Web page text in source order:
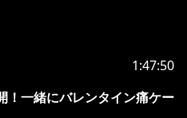
1:47:50
！一緒にバレンタイン痛ケー